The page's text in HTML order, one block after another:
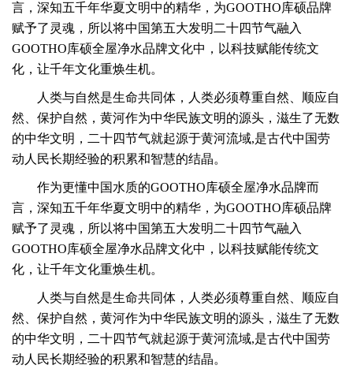
言，深知五千年华夏文明中的精华，为GOOTHO库硕品牌
赋予了灵魂，所以将中国第五大发明二十四节气融入
GOOTHO库硕全屋净水品牌文化中，以科技赋能传统文
化，让千年文化重焕生机。
人类与自然是生命共同体，人类必须尊重自然、顺应自
然、保护自然，黄河作为中华民族文明的源头，滋生了无数
的中华文明， 二十四节气就起源于黄河流域,是古代中国劳
动人民长期经验的积累和智慧的结晶。
作为更懂中国水质的GOOTHO库硕全屋净水品牌而
言，深知五千年华夏文明中的精华，为GOOTHO库硕品牌
赋予了灵魂，所以将中国第五大发明二十四节气融入
GOOTHO库硕全屋净水品牌文化中，以科技赋能传统文
化，让千年文化重焕生机。
人类与自然是生命共同体，人类必须尊重自然、顺应自
然、保护自然，黄河作为中华民族文明的源头，滋生了无数
的中华文明， 二十四节气就起源于黄河流域,是古代中国劳
动人民长期经验的积累和智慧的结晶。